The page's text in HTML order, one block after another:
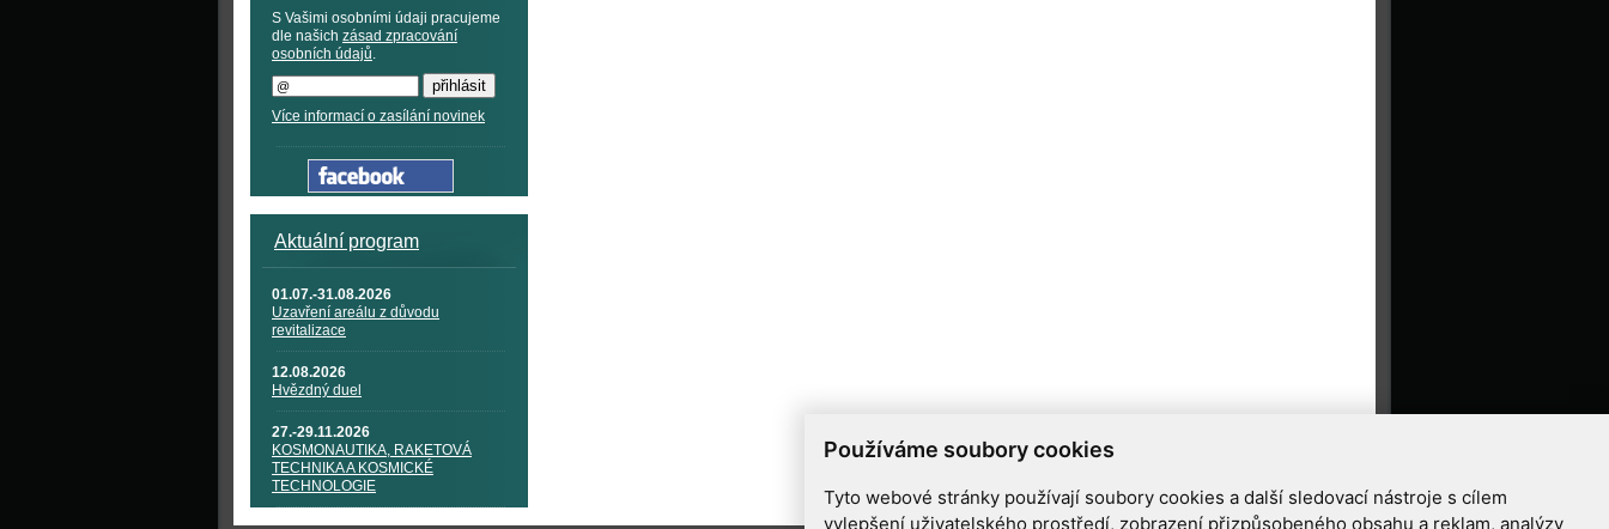
Používáme soubory cookies
Tyto webové stránky používají soubory cookies a další sledovací nástroje s cílem
vylepšení uživatelského prostředí, zobrazení přizpůsobeného obsahu a reklam, analýzy
S Vašimi osobními údaji pracujeme
dle našich zásad zpracování
osobních údajů.
Více informací o zasílání novinek
Aktuální program
01.07.-31.08.2026
Uzavření areálu z důvodu
revitalizace
12.08.2026
Hvězdný duel
27.-29.11.2026
KOSMONAUTIKA, RAKETOVÁ
TECHNIKA A KOSMICKÉ
TECHNOLOGIE